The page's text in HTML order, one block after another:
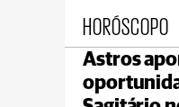
HORÓSCOPO
Astros